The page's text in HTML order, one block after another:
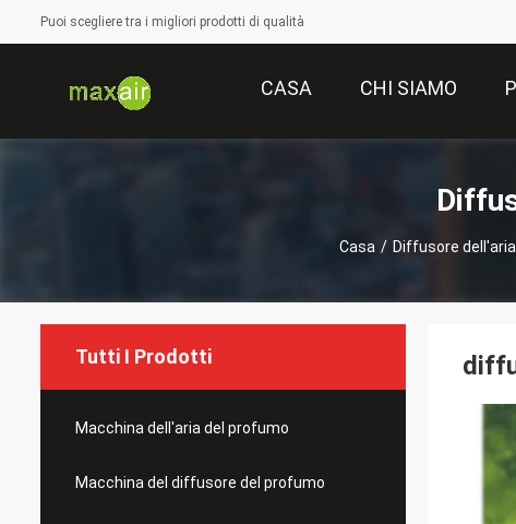
Puoi scegliere tra i migliori prodotti di qualità
CASA CHI SIAMO
Casa / Diffusore
Tutti I Prodotti
Macchina dell'aria del profumo
Macchina del diffusore del profumo